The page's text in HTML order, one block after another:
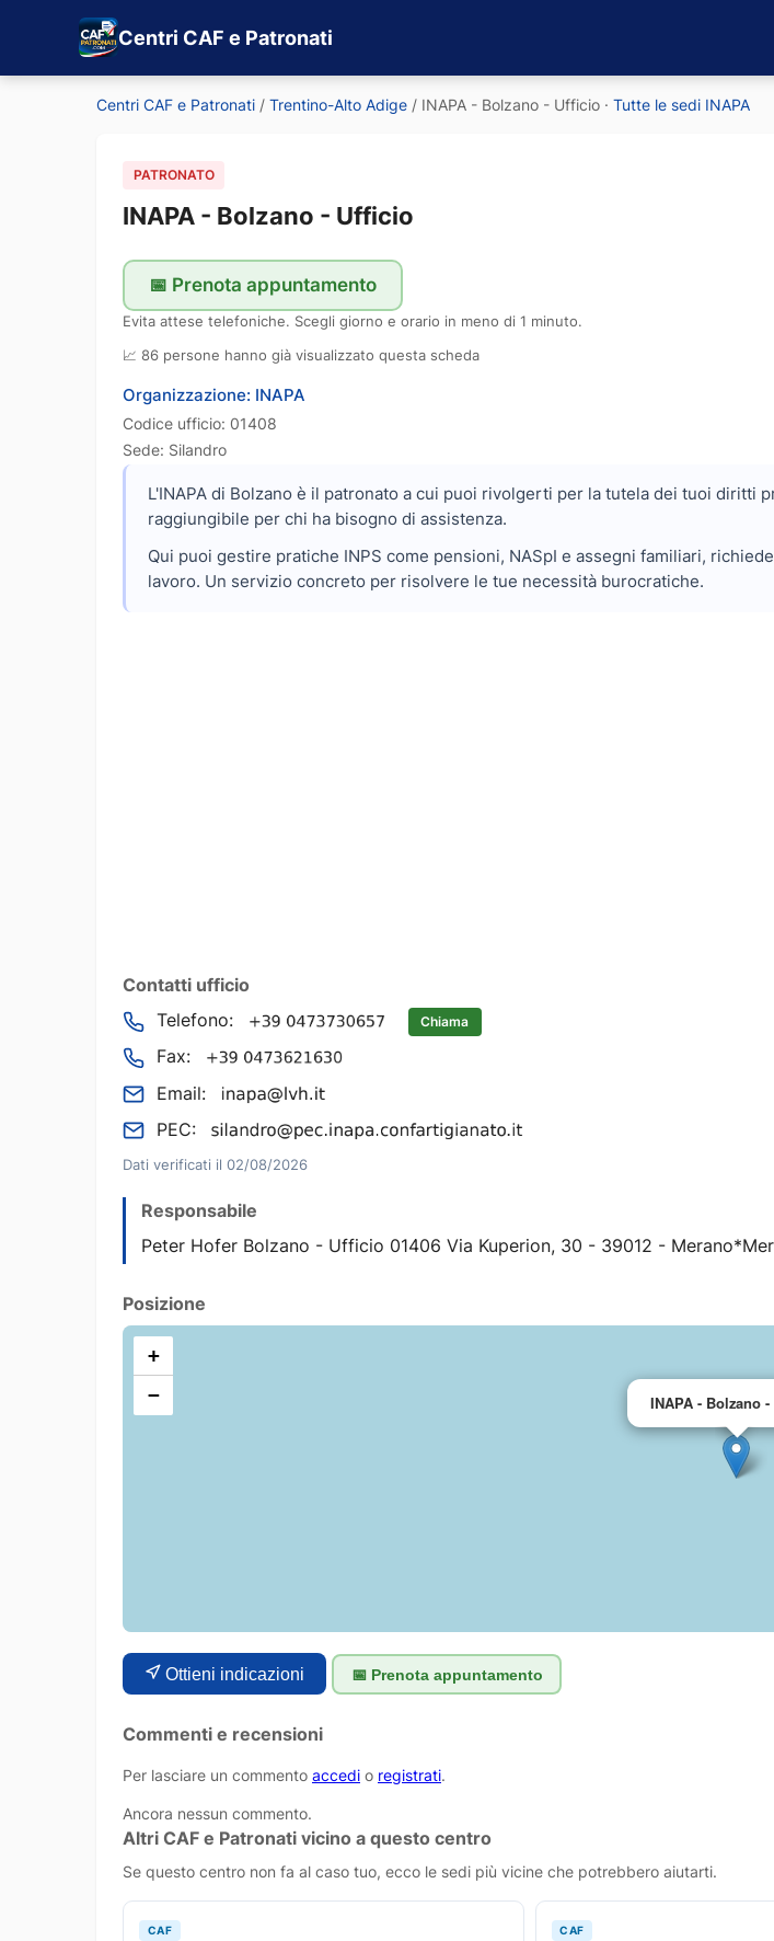
Centri CAF e Patronati
Centri CAF e Patronati / Trentino-Alto Adige / INAPA - Bolzano - Ufficio · Tutte le sedi INAPA
PATRONATO
INAPA - Bolzano - Ufficio
📅 Prenota appuntamento
Evita attese telefoniche. Scegli giorno e orario in meno di 1 minuto.
📈 86 persone hanno già visualizzato questa scheda
Organizzazione: INAPA
Codice ufficio: 01408
Sede: Silandro
L'INAPA di Bolzano è il patronato a cui puoi rivolgerti per la tutela dei tuoi diritti
raggiungibile per chi ha bisogno di assistenza.
Qui puoi gestire pratiche INPS come pensioni, NASpI e assegni familiari,
lavoro. Un servizio concreto per risolvere le tue necessità burocratiche.
Contatti ufficio
Telefono:
Chiama
Fax:
Email:
PEC:
Dati verificati il 02/08/2026
Responsabile
Peter Hofer Bolzano - Ufficio 01406 Via Kuperion, 30 - 39012 -
Posizione
INAPA - Bolzano
+
−
Ottieni indicazioni 📅 Prenota appuntamento
Commenti e recensioni
Per lasciare un commento accedi o registrati.
Ancora nessun commento.
Altri CAF e Patronati vicino a questo centro
Se questo centro non fa al caso tuo, ecco le sedi più vicine che potrebbero aiutarti.
CAF CAF